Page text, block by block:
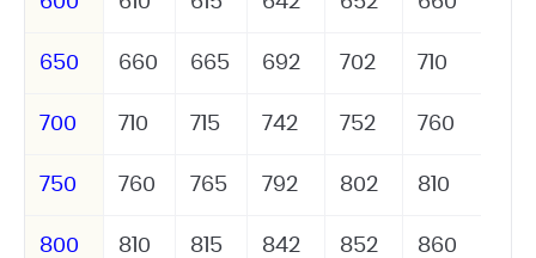
650 660 665 692 702 710
700 710 715 742 752 760
750 760 765 792 802 810
800 810 815 842 852 860